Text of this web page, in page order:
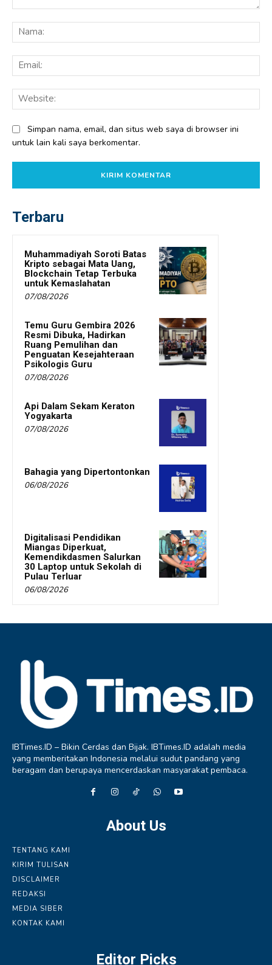
Simpan nama, email, dan situs web saya di browser ini
untuk lain kali saya berkomentar.
Terbaru
Muhammadiyah Soroti Batas
Kripto sebagai Mata Uang,
Blockchain Tetap Terbuka
untuk Kemaslahatan
07/08/2026
Temu Guru Gembira 2026
Resmi Dibuka, Hadirkan
Ruang Pemulihan dan
Penguatan Kesejahteraan
Psikologis Guru
07/08/2026
Api Dalam Sekam Keraton
Yogyakarta
07/08/2026
Bahagia yang Dipertontonkan
06/08/2026
Digitalisasi Pendidikan
Miangas Diperkuat,
Kemendikdasmen Salurkan
30 Laptop untuk Sekolah di
Pulau Terluar
06/08/2026
IBTimes.ID – Bikin Cerdas dan Bijak. IBTimes.ID adalah media
yang memberitakan Indonesia melalui sudut pandang yang
beragam dan berupaya mencerdaskan masyarakat pembaca.
About Us
TENTANG KAMI
KIRIM TULISAN
DISCLAIMER
REDAKSI
MEDIA SIBER
KONTAK KAMI
Editor Picks